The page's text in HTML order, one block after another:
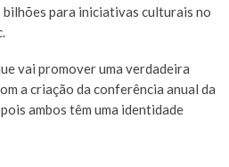
bilhões para iniciativas culturais no
vai promover uma verdadeira
a criação da conferência anual da
ambos têm uma identidade